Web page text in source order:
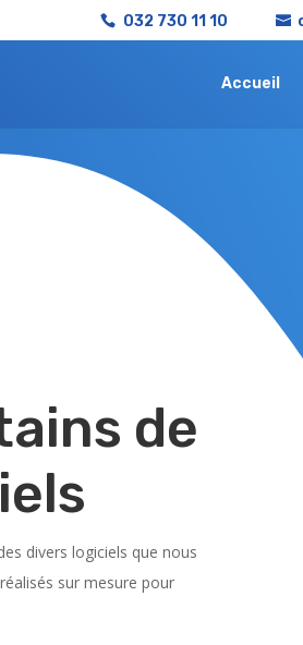
032 730 11 10
Accueil
de
divers logiciels que nous
sur mesure pour